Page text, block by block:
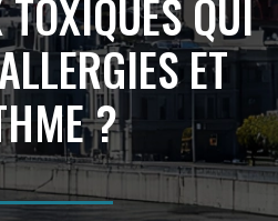
QUI
ET
?